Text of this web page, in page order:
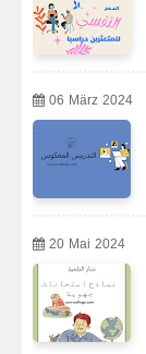
06 März 2024
20 Mai 2024